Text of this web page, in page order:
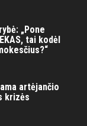
„Pone
tai kodėl
artėjančio
krizės